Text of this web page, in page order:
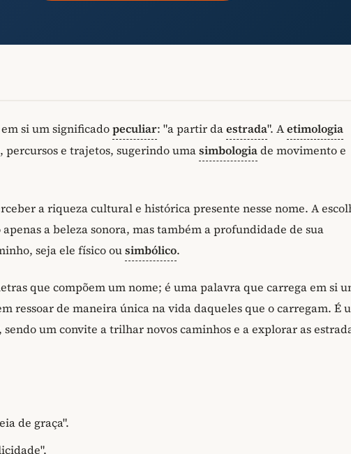
si um significadopeculiar: "a partir daestrada". Aetimologia
percursos e trajetos, sugerindo umasimbologiade movimento e
a riqueza cultural e histórica presente nesse nome. A
a beleza sonora, mas também a profundidade de sua
seja ele físico ousimbólico.
que compõem um nome; é uma palavra que carrega em si
ressoar de maneira única na vida daqueles que o carregam. É
um convite a trilhar novos caminhos e a explorar as
de graça".